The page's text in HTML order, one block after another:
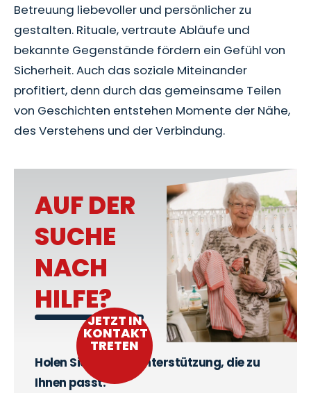
Betreuung liebevoller und persönlicher zu
gestalten. Rituale, vertraute Abläufe und
bekannte Gegenstände fördern ein Gefühl von
Sicherheit. Auch das soziale Miteinander
profitiert, denn durch das gemeinsame Teilen
von Geschichten entstehen Momente der Nähe,
des Verstehens und der Verbindung.
AUF DER
SUCHE
NACH
HILFE?
JETZT IN
KONTAKT
TRETEN
Holen Sie sich die Unterstützung, die zu
Ihnen passt.